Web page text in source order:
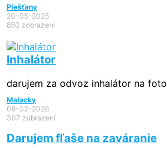
Piešťany
20-05-2025
850 zobrazení
Inhalátor
darujem za odvoz inhalátor na foto
Malacky
08-02-2026
307 zobrazení
Darujem fľaše na zaváranie